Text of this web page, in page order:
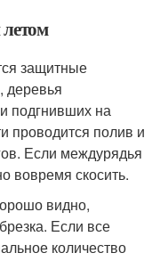
защитные
деревья
подгнивших на
проводится полив и
Если междурядья
вовремя скосить.
видно,
Если все
количество